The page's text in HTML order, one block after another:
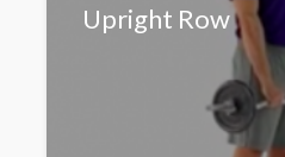
Upright Row